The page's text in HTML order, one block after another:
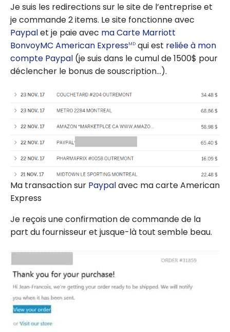
Je suis les redirections sur le site de l’entreprise et
je commande 2 items. Le site fonctionne avec
Paypalet je paie avec ma Carte Marriott
BonvoyMC American ExpressMD qui est reliée à mon
compte Paypal (je suis dans le cumul de 1500$ pour
déclencher le bonus de souscription…).
Ma transaction sur Paypalavec ma carte American
Express
Je reçois une confirmation de commande de la
part du fournisseur et jusque-là tout semble beau.